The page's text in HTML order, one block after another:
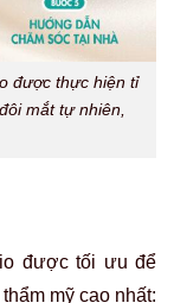
được thực hiện tỉ
mắt tự nhiên,
được tối ưu để
mỹ cao nhất: